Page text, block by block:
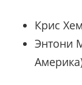
Крис
Энтони